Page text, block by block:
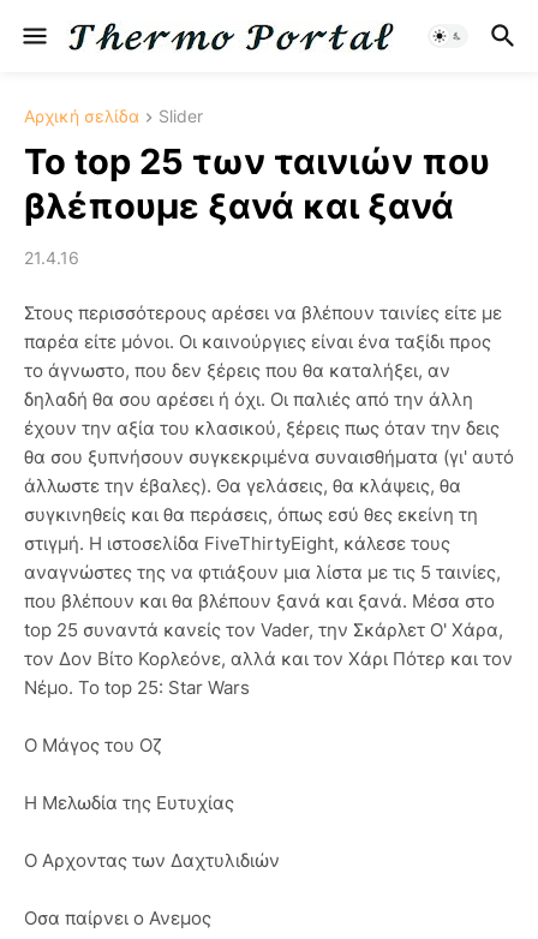
Αρχική σελίδα Slider
Το top 25 των ταινιών που
βλέπουμε ξανά και ξανά
21.4.16
Στους περισσότερους αρέσει να βλέπουν ταινίες είτε με
παρέα είτε μόνοι. Οι καινούργιες είναι ένα ταξίδι προς
το άγνωστο, που δεν ξέρεις που θα καταλήξει, αν
δηλαδή θα σου αρέσει ή όχι. Οι παλιές από την άλλη
έχουν την αξία του κλασικού, ξέρεις πως όταν την δεις
θα σου ξυπνήσουν συγκεκριμένα συναισθήματα (γι' αυτό
άλλωστε την έβαλες). Θα γελάσεις, θα κλάψεις, θα
συγκινηθείς και θα περάσεις, όπως εσύ θες εκείνη τη
στιγμή. Η ιστοσελίδα FiveThirtyEight, κάλεσε τους
αναγνώστες της να φτιάξουν μια λίστα με τις 5 ταινίες,
που βλέπουν και θα βλέπουν ξανά και ξανά. Μέσα στο
top 25 συναντά κανείς τον Vader, την Σκάρλετ Ο' Χάρα,
τον Δον Βίτο Κορλεόνε, αλλά και τον Χάρι Πότερ και τον
Νέμο. Το top 25: Star Wars
Ο Μάγος του Οζ
Η Μελωδία της Ευτυχίας
Ο Αρχοντας των Δαχτυλιδιών
Οσα παίρνει ο Ανεμος